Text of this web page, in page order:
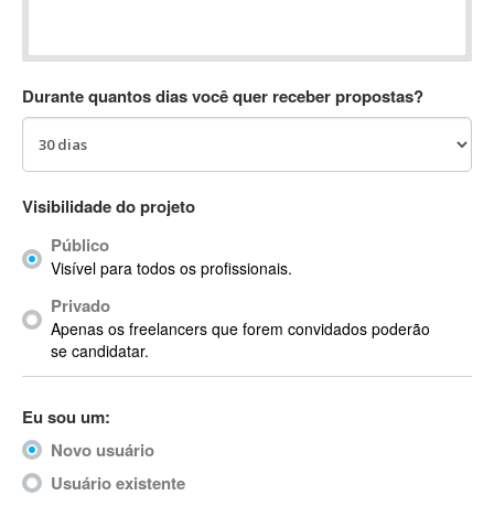
AC3
ACID Pro
ACPI
Acrobat
Acrobat X
Acronis
ACT
Actimize
ActionScript
ActionScript 3
Durante quantos dias você quer receber propostas?
Visibilidade do projeto
Público
Visível para todos os profissionais.
Privado
Apenas os freelancers que forem convidados poderão
se candidatar.
Eu sou um:
Novo usuário
Usuário existente